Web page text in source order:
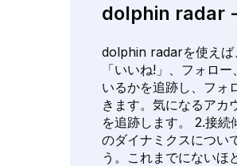
dolphin radar
dolphin radarを使えば
「いいね!」、フォロ
いるかを追跡し、フォ
きます。気になるアカ
を追跡します。 2.接
のダイナミクスについ
う。これまでにない